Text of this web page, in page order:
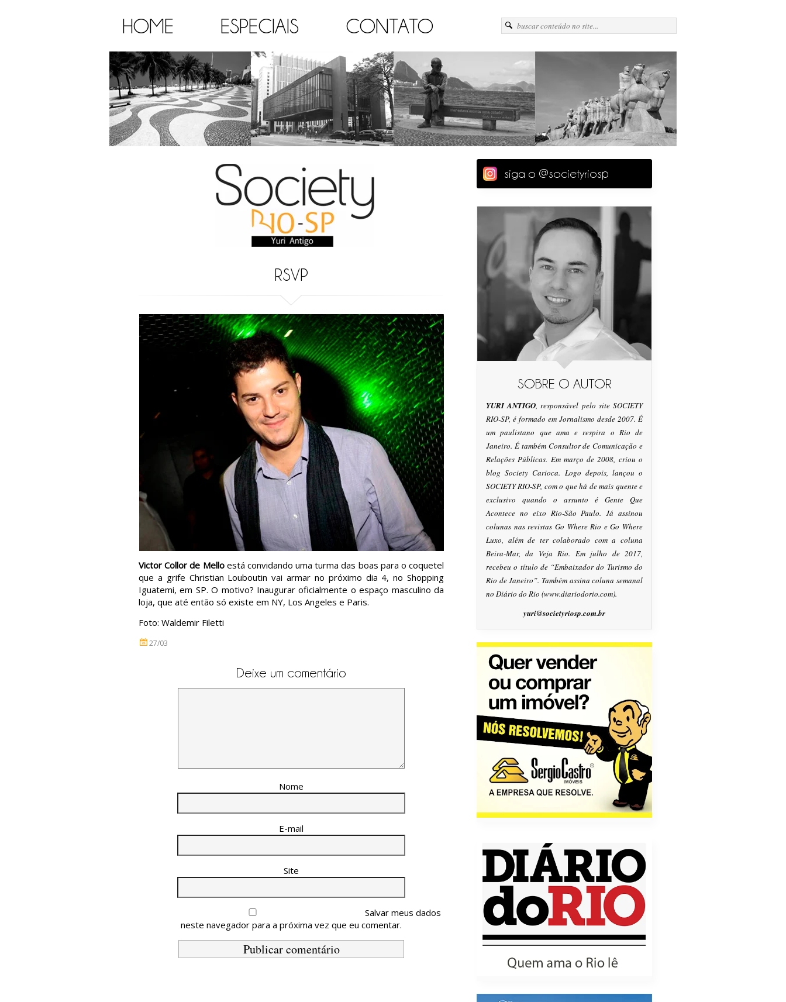
HOME ESPECIAIS CONTATO
RSVP
Victor Collor de Melloestá convidando uma turma das boas para o coquetel
que a grife Christian Louboutin vai armar no próximo dia 4, no Shopping
Iguatemi, em SP. O motivo? Inaugurar oficialmente o espaço masculino da
loja, que até então só existe em NY, Los Angeles e Paris.
Foto: Waldemir Filetti
27/03
Deixe um comentário
Nome
E-mail
Site
Salvar meus dados
neste navegador para a próxima vez que eu comentar.
siga o @societyriosp
SOBRE O AUTOR
YURI ANTIGO, responsável pelo site SOCIETY
RIO-SP, é formado em Jornalismo desde 2007. É
um paulistano que ama e respira o Rio de
Janeiro. É também Consultor de Comunicação e
Relações Públicas. Em março de 2008, criou o
blog Society Carioca. Logo depois, lançou o
SOCIETY RIO-SP, com o que há de mais quente e
exclusivo quando o assunto é Gente Que
Acontece no eixo Rio-São Paulo. Já assinou
colunas nas revistas Go Where Rio e Go Where
Luxo, além de ter colaborado com a coluna
Beira-Mar, da Veja Rio. Em julho de 2017,
recebeu o título de “Embaixador do Turismo do
Rio de Janeiro”. Também assina coluna semanal
no Diário do Rio (www.diariodorio.com).
yuri@societyriosp.com.br